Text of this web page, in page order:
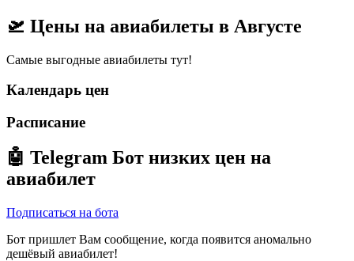
🛫 Цены на авиабилеты в Августе
Самые выгодные авиабилеты тут!
Календарь цен
Расписание
🤖 Telegram Бот низких цен на
авиабилет
Подписаться на бота
Бот пришлет Вам сообщение, когда появится аномально
дешёвый авиабилет!